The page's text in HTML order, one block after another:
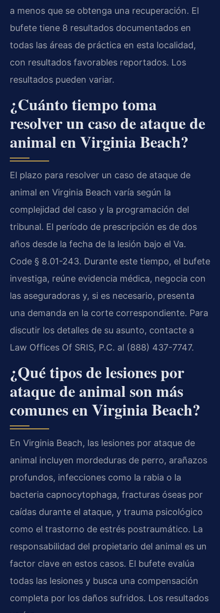
a menos que se obtenga una recuperación. El
bufete tiene 8 resultados documentados en
todas las áreas de práctica en esta localidad,
con resultados favorables reportados. Los
resultados pueden variar.
¿Cuánto tiempo toma
resolver un caso de ataque de
animal en Virginia Beach?
El plazo para resolver un caso de ataque de
animal en Virginia Beach varía según la
complejidad del caso y la programación del
tribunal. El período de prescripción es de dos
años desde la fecha de la lesión bajo el Va.
Code § 8.01-243. Durante este tiempo, el bufete
investiga, reúne evidencia médica, negocia con
las aseguradoras y, si es necesario, presenta
una demanda en la corte correspondiente. Para
discutir los detalles de su asunto, contacte a
Law Offices Of SRIS, P.C. al (888) 437-7747.
¿Qué tipos de lesiones por
ataque de animal son más
comunes en Virginia Beach?
En Virginia Beach, las lesiones por ataque de
animal incluyen mordeduras de perro, arañazos
profundos, infecciones como la rabia o la
bacteria capnocytophaga, fracturas óseas por
caídas durante el ataque, y trauma psicológico
como el trastorno de estrés postraumático. La
responsabilidad del propietario del animal es un
factor clave en estos casos. El bufete evalúa
todas las lesiones y busca una compensación
completa por los daños sufridos. Los resultados